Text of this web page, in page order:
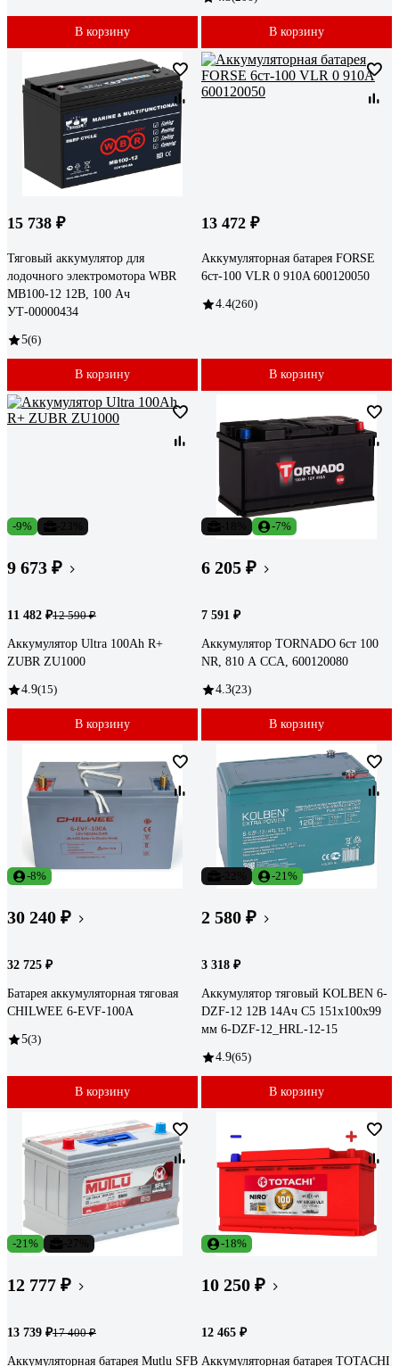
В корзину В корзину
15 738 ₽
Тяговый аккумулятор для
лодочного электромотора WBR
MB100-12 12В, 100 Ач
УТ-00000434
5(6)
В корзину
13 472 ₽
Аккумуляторная батарея FORSE
6ст-100 VLR 0 910A 600120050
4.4(260)
В корзину
-9%
9 673 ₽
11 482 ₽12 590 ₽
Аккумулятор Ultra 100Ah R+
ZUBR ZU1000
4.9(15)
В корзину
-7%
6 205 ₽
7 591 ₽
Аккумулятор TORNADO 6ст 100
NR, 810 А CCA, 600120080
4.3(23)
В корзину
-8%
30 240 ₽
32 725 ₽
Батарея аккумуляторная тяговая
CHILWEE 6-EVF-100A
5(3)
В корзину
-21%
2 580 ₽
3 318 ₽
Аккумулятор тяговый KOLBEN 6-
DZF-12 12В 14Ач C5 151x100x99
мм 6-DZF-12_HRL-12-15
4.9(65)
В корзину
-21%
12 777 ₽
13 739 ₽17 400 ₽
Аккумуляторная батарея Mutlu SFB
-18%
10 250 ₽
12 465 ₽
Аккумуляторная батарея TOTACHI